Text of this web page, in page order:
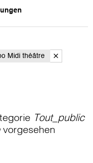
Midi théâtre
Tout_public
vorgesehen